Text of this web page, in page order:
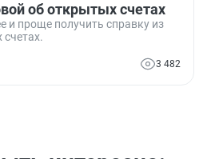
об открытых счетах
и проще получить справку из
3 482